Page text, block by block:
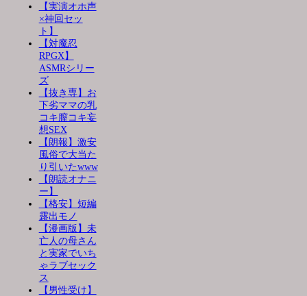
【実演オホ声
×神回セッ
ト】
【対魔忍
RPGX】
ASMRシリー
ズ
【抜き専】お
下劣ママの乳
コキ膣コキ妄
想SEX
【朗報】激安
風俗で大当た
り引いたwww
【朗読オナニ
ー】
【格安】短編
露出モノ
【漫画版】未
亡人の母さん
と実家でいち
ゃラブセック
ス
【男性受け】